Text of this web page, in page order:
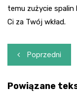
temu zużycie spalin
Ci za Twój wkład.
wpisu
Poprzedni
Powiązane